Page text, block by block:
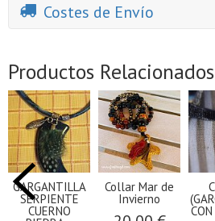
Costes de Envío
Productos Relacionados
GARGANTILLA
SERPIENTE
CUERNO
Collar Mar de
Invierno